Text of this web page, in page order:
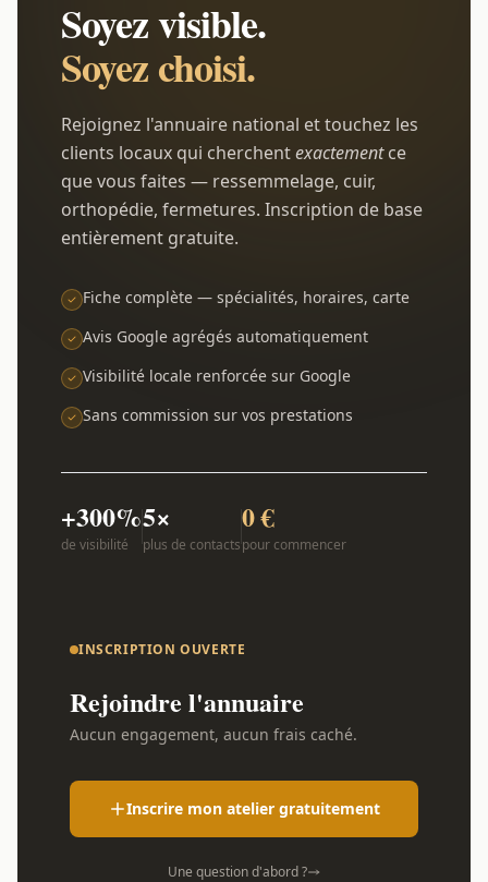
Soyez visible.
Soyez choisi.
Rejoignez l'annuaire national et touchez les
clients locaux qui cherchentexactementce
que vous faites — ressemmelage, cuir,
orthopédie, fermetures. Inscription de base
entièrement gratuite.
Fiche complète — spécialités, horaires, carte
Avis Google agrégés automatiquement
Visibilité locale renforcée sur Google
Sans commission sur vos prestations
+300%
de visibilité
5×
plus de contacts
0 €
pour commencer
INSCRIPTION OUVERTE
Rejoindre l'annuaire
Aucun engagement, aucun frais caché.
Inscrire mon atelier gratuitement
Une question d'abord ?